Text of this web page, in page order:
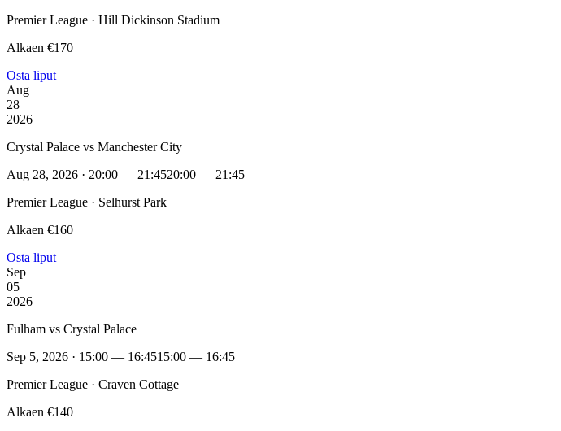
Premier League · Hill Dickinson Stadium
Alkaen €170
Osta liput
Aug
28
2026
Crystal Palace vs Manchester City
Aug 28, 2026 · 20:00 — 21:4520:00 — 21:45
Premier League · Selhurst Park
Alkaen €160
Osta liput
Sep
05
2026
Fulham vs Crystal Palace
Sep 5, 2026 · 15:00 — 16:4515:00 — 16:45
Premier League · Craven Cottage
Alkaen €140